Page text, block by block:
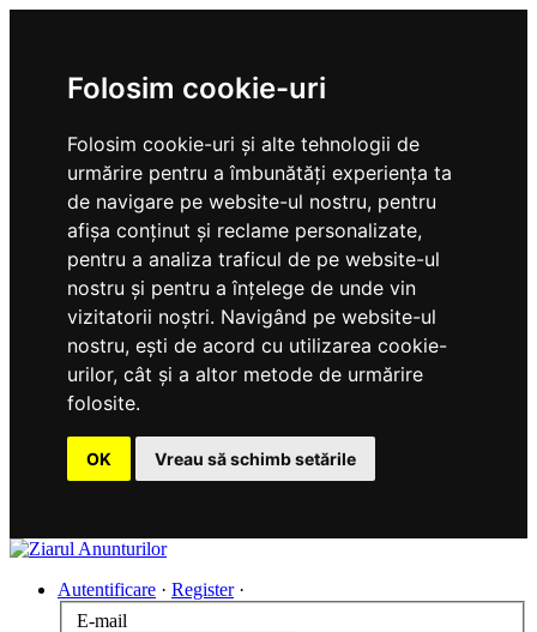
Folosim cookie-uri
Folosim cookie-uri și alte tehnologii de
urmărire pentru a îmbunătăți experiența ta
de navigare pe website-ul nostru, pentru
afișa conținut și reclame personalizate,
pentru a analiza traficul de pe website-ul
nostru și pentru a înțelege de unde vin
vizitatorii noștri. Navigând pe website-ul
nostru, ești de acord cu utilizarea cookie-
urilor, cât și a altor metode de urmărire
folosite.
OK Vreau să schimb setările
Autentificare · Register ·
E-mail